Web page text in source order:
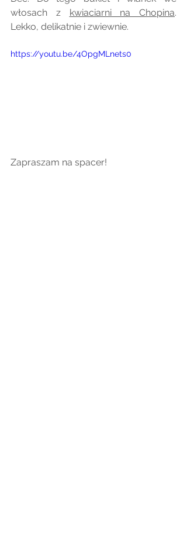
włosach z kwiaciarni na Chopina.
Lekko, delikatnie i zwiewnie.
https://youtu.be/4OpgMLnets0
Zapraszam na spacer!